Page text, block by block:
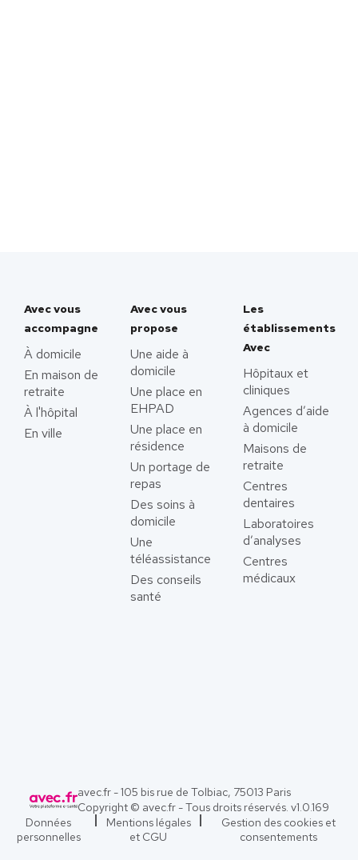
Avec vous
accompagne
À domicile
En maison de
retraite
À l'hôpital
En ville
Avec vous
propose
Une aide à
domicile
Une place en
EHPAD
Une place en
résidence
Un portage de
repas
Des soins à
domicile
Une
téléassistance
Des conseils
santé
Les
établissements
Avec
Hôpitaux et
cliniques
Agences d’aide
à domicile
Maisons de
retraite
Centres
dentaires
Laboratoires
d’analyses
Centres
médicaux
avec.fr - 105 bis rue de Tolbiac, 75013 Paris
Copyright © avec.fr - Tous droits réservés. v1.0.169
Données
personnelles
Mentions légales
et CGU
Gestion des cookies et
consentements